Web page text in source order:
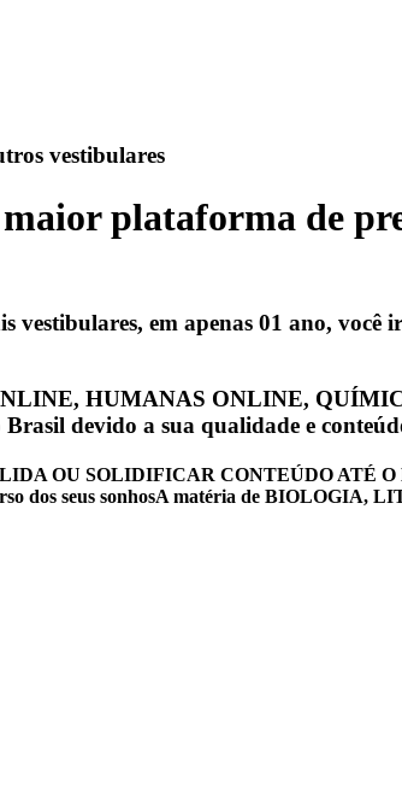
vestibulares
plataforma de
em apenas 01 ano, você
HUMANAS ONLINE,
devido a sua qualidade e
OU SOLIDIFICAR CONTEÚDO ATÉ O
dos seus sonhosA matéria de